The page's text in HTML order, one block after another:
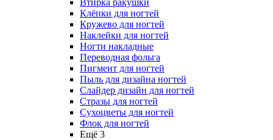
Втирка ракушки
Клёпки для ногтей
Кружево для ногтей
Наклейки для ногтей
Ногти накладные
Переводная фольга
Пигмент для ногтей
Пыль для дизайна ногтей
Слайдер дизайн для ногтей
Стразы для ногтей
Сухоцветы для ногтей
Флок для ногтей
Ещё 3